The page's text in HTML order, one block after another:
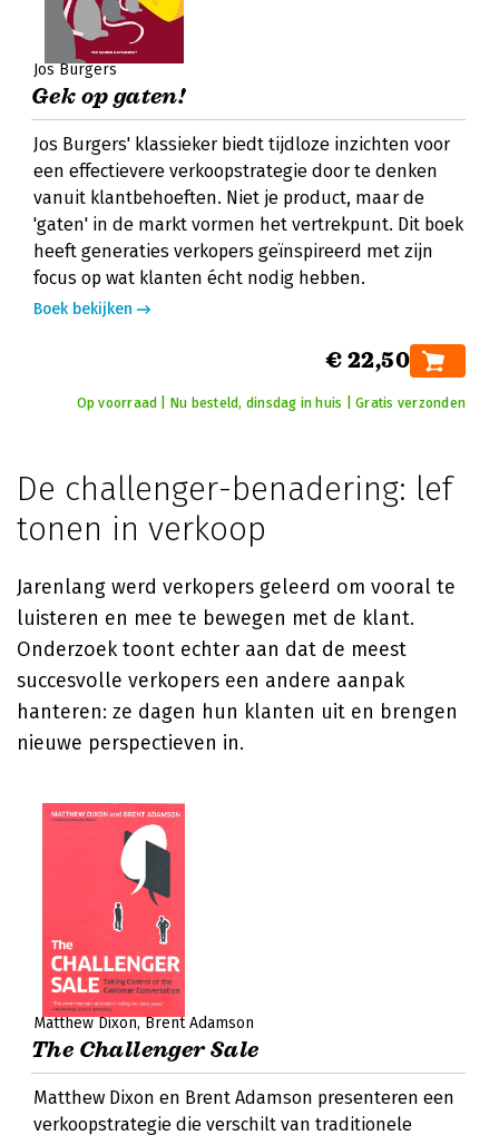
Jos Burgers
Gek op gaten!
Jos Burgers' klassieker biedt tijdloze inzichten voor
een effectievere verkoopstrategie door te denken
vanuit klantbehoeften. Niet je product, maar de
'gaten' in de markt vormen het vertrekpunt. Dit boek
heeft generaties verkopers geïnspireerd met zijn
focus op wat klanten écht nodig hebben.
Boek bekijken
€ 22,50
Op voorraad | Nu besteld, dinsdag in huis | Gratis verzonden
De challenger-benadering: lef
tonen in verkoop
Jarenlang werd verkopers geleerd om vooral te
luisteren en mee te bewegen met de klant.
Onderzoek toont echter aan dat de meest
succesvolle verkopers een andere aanpak
hanteren: ze dagen hun klanten uit en brengen
nieuwe perspectieven in.
Matthew Dixon Brent Adamson
The Challenger Sale
Matthew Dixon en Brent Adamson presenteren een
verkoopstrategie die verschilt van traditionele